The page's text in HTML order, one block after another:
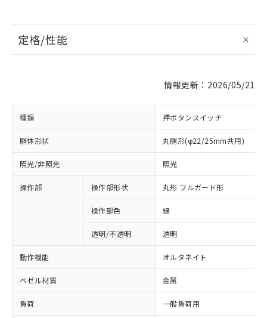
定格/性能
情報更新：2026/05/21
種類 押ボタンスイッチ
胴体形状 丸胴形(φ22/25mm共用)
照光/非照光 照光
操作部 操作部形状 丸形 フルガード形
操作部色 緑
透明/不透明 透明
動作機能 オルタネイト
ベゼル材質 金属
負荷 一般負荷用